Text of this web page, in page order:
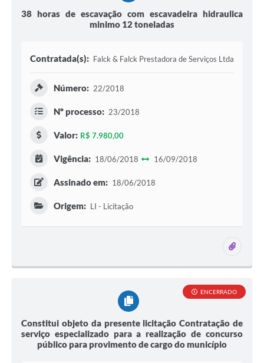
38 horas de escavação com escavadeira hidraulica
minimo 12 toneladas
Contratada(s): Falck & Falck Prestadora de Serviços Ltda
Número: 22/2018
Nº processo: 23/2018
Valor: R$ 7.980,00
Vigência: 18/06/2018 16/09/2018
Assinado em: 18/06/2018
Origem: LI - Licitação
Constitui objeto da presente licitação Contratação de
serviço especializado para a realização de concurso
público para provimento de cargo do município
ENCERRADO